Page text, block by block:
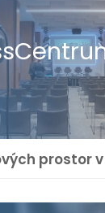
prostor